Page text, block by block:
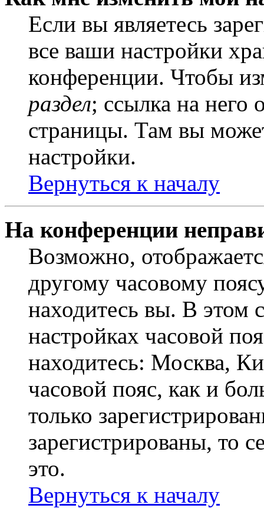
Если вы являетесь
все ваши настройки
конференции. Чтобы
раздел; ссылка на него
страницы. Там вы
настройки.
Вернуться к началу
На конференции
Возможно,
другому часовому
находитесь вы. В этом
настройках часовой
находитесь: Москва,
часовой пояс, как и
только
зарегистрированы, то
это.
Вернуться к началу